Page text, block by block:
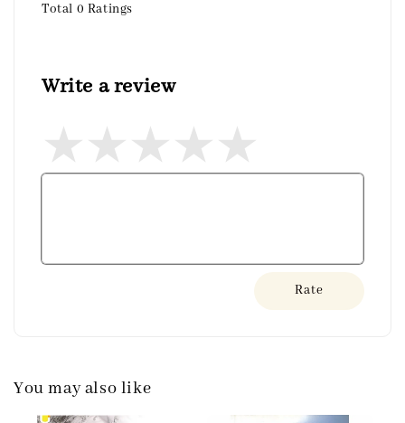
Total 0 Ratings
Write a review
Rate
You may also like